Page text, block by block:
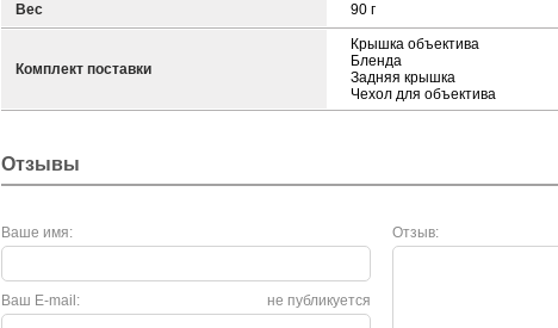
Вес 90 г
Комплект поставки
Крышка объектива
Бленда
Задняя крышка
Чехол для объектива
Отзывы
Ваше имя: Отзыв:
не публикуется
Ваш E-mail: